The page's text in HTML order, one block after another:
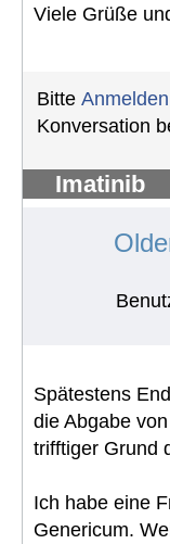
Viele Grüße
Bitte Anmelden
Konversation
Imatinib
Spätestens
die Abgabe
trifftiger Grund
Ich habe eine
Genericum.